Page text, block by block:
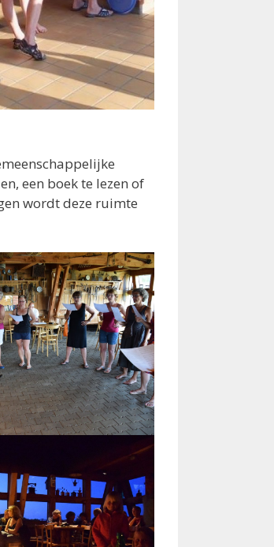
een boek te lezen of
wordt deze ruimte